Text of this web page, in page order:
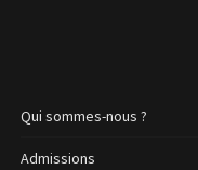
Qui sommes-nous ?
Admissions